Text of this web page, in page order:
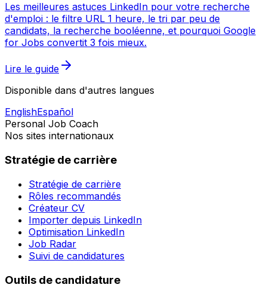
Les meilleures astuces LinkedIn pour votre recherche
d'emploi : le filtre URL 1 heure, le tri par peu de
candidats, la recherche booléenne, et pourquoi Google
for Jobs convertit 3 fois mieux.
Lire le guide
Disponible dans d'autres langues
EnglishEspañol
Personal Job Coach
Nos sites internationaux
Stratégie de carrière
Stratégie de carrière
Rôles recommandés
Créateur CV
Importer depuis LinkedIn
Optimisation LinkedIn
Job Radar
Suivi de candidatures
Outils de candidature